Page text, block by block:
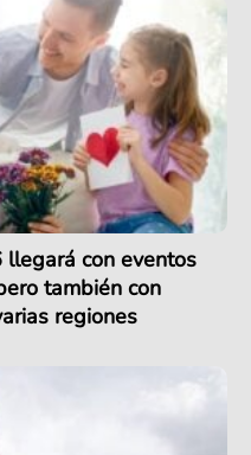
con eventos
también con
regiones